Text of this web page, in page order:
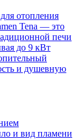
отопления
Tena — это
печи
до 9 кВт
и душевную
и вид пламени